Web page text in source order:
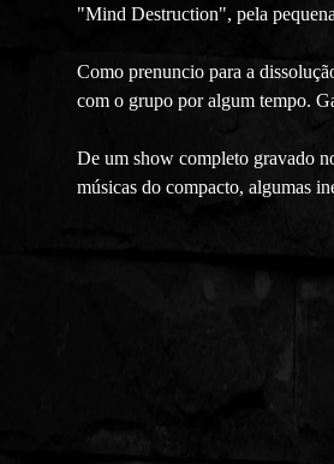
"Mind Destruction", pela
Como prenuncio para a
com o grupo por algum tempo.
De um show completo gravado
músicas do compacto, algumas